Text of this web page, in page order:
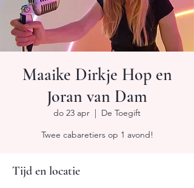
Maaike Dirkje Hop en
Joran van Dam
do 23 apr
  |
De Toegift
Twee cabaretiers op 1 avond!
Tijd en locatie